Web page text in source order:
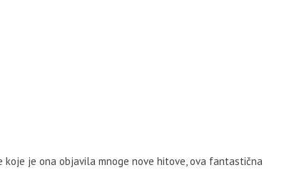
je ona objavila mnoge nove hitove, ova fantastična